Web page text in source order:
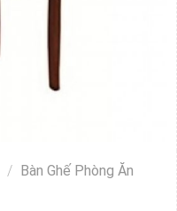
/ Bàn Ghế Phòng Ăn